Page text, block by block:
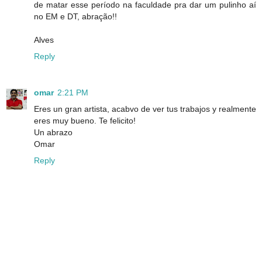
de matar esse período na faculdade pra dar um pulinho aí
no EM e DT, abração!!
Alves
Reply
omar 2:21 PM
Eres un gran artista, acabvo de ver tus trabajos y realmente
eres muy bueno. Te felicito!
Un abrazo
Omar
Reply